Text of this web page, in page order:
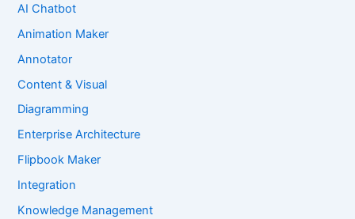
AI Chatbot
Animation Maker
Annotator
Content & Visual
Diagramming
Enterprise Architecture
Flipbook Maker
Integration
Knowledge Management